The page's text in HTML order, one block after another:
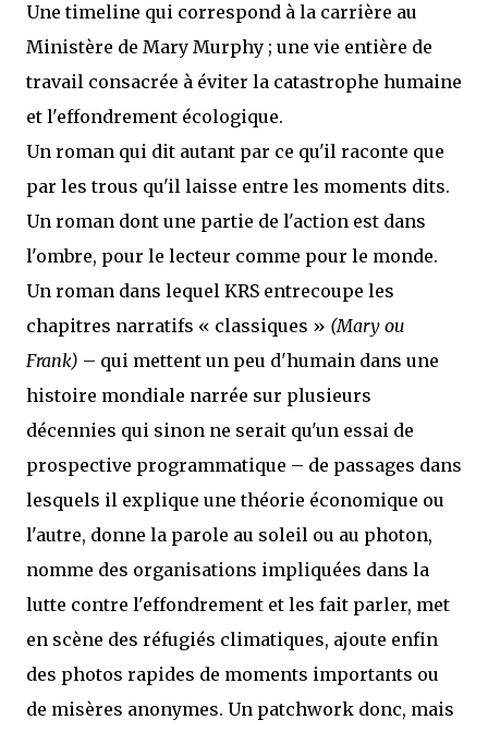
Une timeline qui correspond à la carrière au
Ministère de Mary Murphy ; une vie entière de
travail consacrée à éviter la catastrophe humaine
et l'effondrement écologique.
Un roman qui dit autant par ce qu'il raconte que
par les trous qu'il laisse entre les moments dits.
Un roman dont une partie de l'action est dans
l'ombre, pour le lecteur comme pour le monde.
Un roman dans lequel KRS entrecoupe les
chapitres narratifs « classiques » (Mary ou
Frank) – qui mettent un peu d'humain dans une
histoire mondiale narrée sur plusieurs
décennies qui sinon ne serait qu'un essai de
prospective programmatique – de passages dans
lesquels il explique une théorie économique ou
l'autre, donne la parole au soleil ou au photon,
nomme des organisations impliquées dans la
lutte contre l'effondrement et les fait parler, met
en scène des réfugiés climatiques, ajoute enfin
des photos rapides de moments importants ou
de misères anonymes. Un patchwork donc, mais